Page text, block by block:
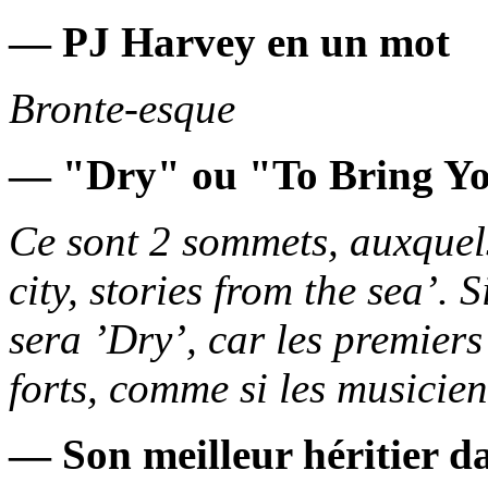
— PJ Harvey en un mot
Bronte-esque
— "Dry" ou "To Bring
Ce sont 2 sommets,
city, stories from the sea’.
sera ’Dry’, car les
forts, comme si les
— Son meilleur héritier